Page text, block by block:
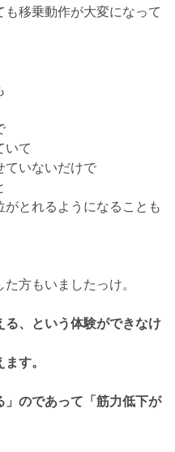
移乗動作が大変になって
いて
ていないだけで
とれるようになることも
方もいましたっけ。
る、という体験ができなけ
す。
」のであって「筋力低下が